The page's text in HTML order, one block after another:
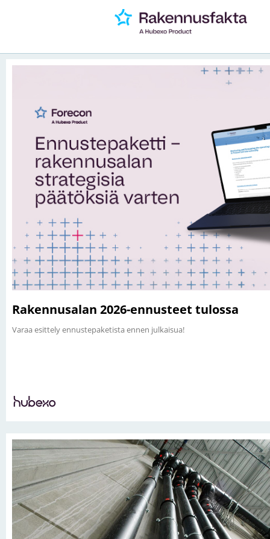
Rakennusalan 2026-ennusteet tulossa
Varaa esittely ennustepaketista ennen julkaisua!